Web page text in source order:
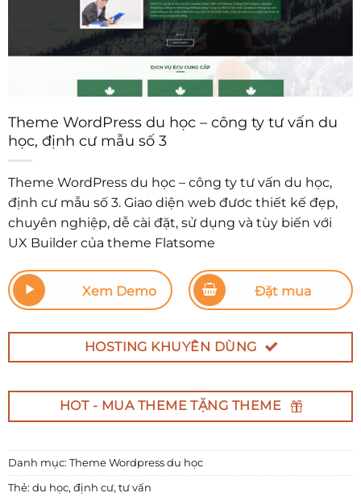
Theme WordPress du học – công ty tư vấn du
học, định cư mẫu số 3
Theme WordPress du học – công ty tư vấn du học,
định cư mẫu số 3. Giao diện web đươc thiết kế đẹp,
chuyên nghiệp, dễ cài đặt, sử dụng và tùy biến với
UX Builder của theme Flatsome
Xem Demo Đặt mua
HOSTING KHUYÊN DÙNG
HOT - MUA THEME TẶNG THEME
Danh mục: Theme Wordpress du học
Thẻ: du học, định cư, tư vấn